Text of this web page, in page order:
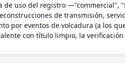
de uso del registro —"commercial",
de transmisión,
por eventos de volcadura (a los
con título limpio, la